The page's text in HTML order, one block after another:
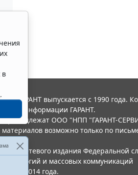
в
.
ГАРАНТ выпускается с 1990 года.
информации ГАРАНТ.
принадлежат ООО "НПП "ГАРАНТ-
возможно только по
сетевого издания Федеральной
и массовых коммуникаций
июня 2014 года.